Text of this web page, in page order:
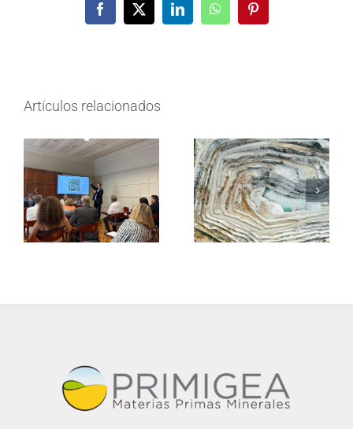
Facebook
X LinkedInWhatsAppPinterest
Artículos relacionados